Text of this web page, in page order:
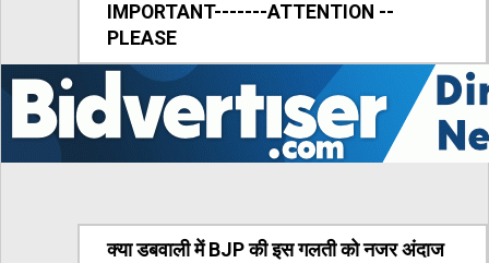
IMPORTANT-------ATTENTION --
PLEASE
क्या डबवाली में BJP की इस गलती को नजर अंदाज